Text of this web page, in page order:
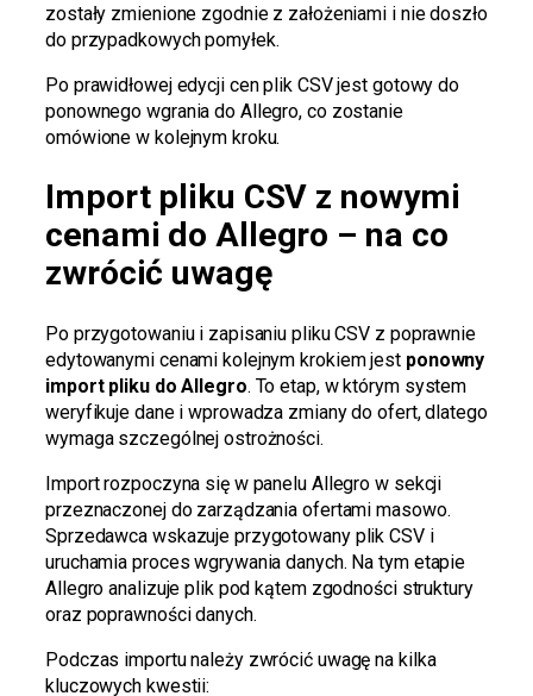
zostały zmienione zgodnie z założeniami i nie doszło
do przypadkowych pomyłek.
Po prawidłowej edycji cen plik CSV jest gotowy do
ponownego wgrania do Allegro, co zostanie
omówione w kolejnym kroku.
Import pliku CSV z nowymi
cenami do Allegro – na co
zwrócić uwagę
Po przygotowaniu i zapisaniu pliku CSV z poprawnie
edytowanymi cenami kolejnym krokiem jest ponowny
import pliku do Allegro. To etap, w którym system
weryfikuje dane i wprowadza zmiany do ofert, dlatego
wymaga szczególnej ostrożności.
Import rozpoczyna się w panelu Allegro w sekcji
przeznaczonej do zarządzania ofertami masowo.
Sprzedawca wskazuje przygotowany plik CSV i
uruchamia proces wgrywania danych. Na tym etapie
Allegro analizuje plik pod kątem zgodności struktury
oraz poprawności danych.
Podczas importu należy zwrócić uwagę na kilka
kluczowych kwestii: